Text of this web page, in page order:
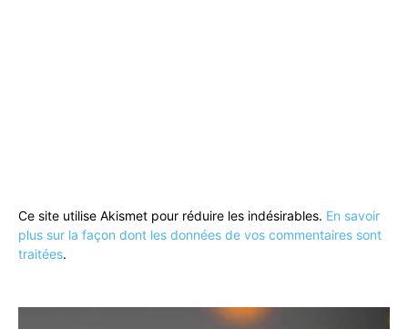
Ce site utilise Akismet pour réduire les indésirables. En savoir
plus sur la façon dont les données de vos commentaires sont
traitées.